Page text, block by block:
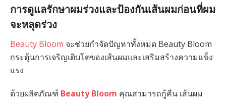
การดูแลรักษาผมร่วงและป้องกันเส้นผมก่อนที่ผม
จะหลุดร่วง
Beauty Bloom จะช่วยกำจัดปัญหาทั้งหมด Beauty Bloom
กระตุ้นการเจริญเติบโตของเส้นผมและเสริมสร้างความแข็ง
แรง
ด้วยผลิตภัณฑ์ Beauty Bloom คุณสามารถกู้คืน เส้นผม